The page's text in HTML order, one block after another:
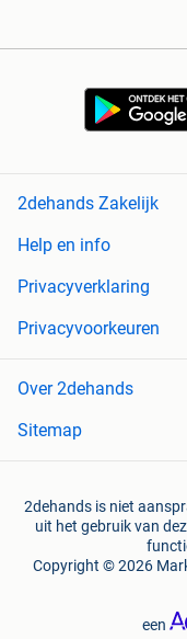
2dehands Zakelijk
Help en info
Privacyverklaring
Privacyvoorkeuren
Over 2dehands
Sitemap
2dehands is niet
uit het gebruik van
Copyright © 2026
een